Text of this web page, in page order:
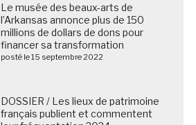
Le musée des beaux-arts de
l’Arkansas annonce plus de 150
millions de dollars de dons pour
financer sa transformation
posté le 15 septembre 2022
DOSSIER / Les lieux de patrimoine
français publient et commentent